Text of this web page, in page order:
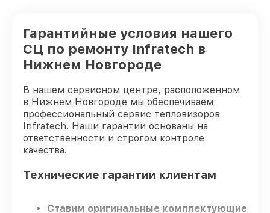
Гарантийные условия нашего
СЦ по ремонту Infratech в
Нижнем Новгороде
В нашем сервисном центре, расположенном
в Нижнем Новгороде мы обеспечиваем
профессиональный сервис тепловизоров
Infratech. Наши гарантии основаны на
ответственности и строгом контроле
качества.
Технические гарантии клиентам
Ставим оригинальные комплектующие